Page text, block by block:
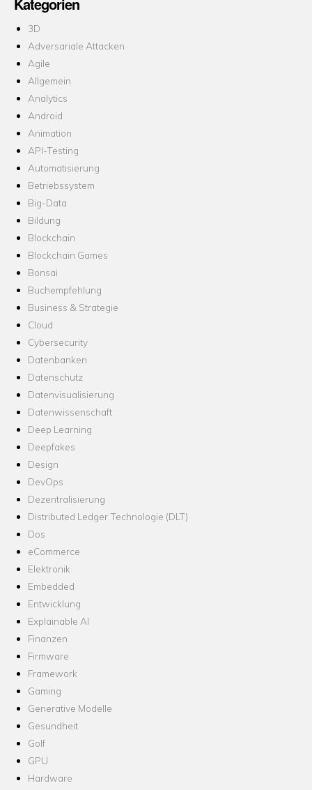
Kategorien
3D
Adversariale Attacken
Agile
Allgemein
Analytics
Android
Animation
API-Testing
Automatisierung
Betriebssystem
Big-Data
Bildung
Blockchain
Blockchain Games
Bonsai
Buchempfehlung
Business & Strategie
Cloud
Cybersecurity
Datenbanken
Datenschutz
Datenvisualisierung
Datenwissenschaft
Deep Learning
Deepfakes
Design
DevOps
Dezentralisierung
Distributed Ledger Technologie (DLT)
Dos
eCommerce
Elektronik
Embedded
Entwicklung
Explainable AI
Finanzen
Firmware
Framework
Gaming
Generative Modelle
Gesundheit
Golf
GPU
Hardware